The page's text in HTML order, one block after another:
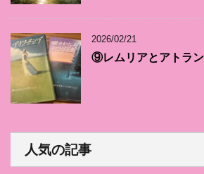
2026/02/21
⑨レムリアとアトラ
人気の記事